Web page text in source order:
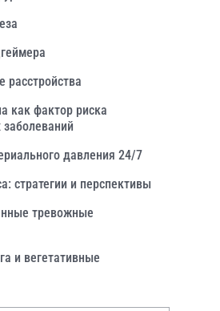
расстройства
как фактор риска
давления 24/7
стратегии и перспективы
тревожные
и вегетативные